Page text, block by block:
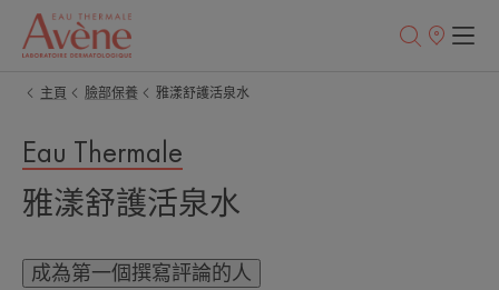
銷
主頁
臉部保養 雅漾舒護活泉水
Eau Thermale
雅漾舒護活泉水
成為第一個撰寫評論的人